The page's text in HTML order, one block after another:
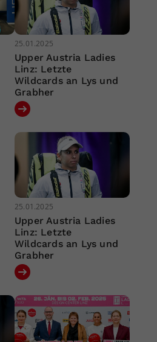
25.01.2025
Upper Austria Ladies
Linz: Letzte
Wildcards an Lys und
Grabher
25.01.2025
Upper Austria Ladies
Linz: Letzte
Wildcards an Lys und
Grabher